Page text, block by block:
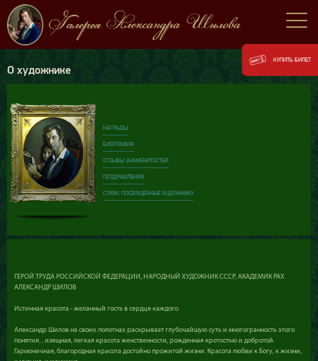
О художнике
НАГРАДЫ
БИОГРАФИЯ
ОТЗЫВЫ ЗНАМЕНИТОСТЕЙ
ПОЗДРАВЛЕНИЯ
СТИХИ, ПОСВЯЩЕННЫЕ ХУДОЖНИКУ
ГЕРОЙ ТРУДА РОССИЙСКОЙ ФЕДЕРАЦИИ, НАРОДНЫЙ ХУДОЖНИК СССР, АКАДЕМИК РАХ
АЛЕКСАНДР ШИЛОВ
Истинная красота - желанный гость в сердце каждого.
Александр Шилов на своих полотнах раскрывает глубочайшую суть и многогранность этого
понятия... изящная, легкая красота женственности, рожденная кротостью и добротой.
Гармоничная, благородная красота достойно прожитой жизни. Красота любви к Богу, к жизни,
КУПИТЬ БИЛЕТ